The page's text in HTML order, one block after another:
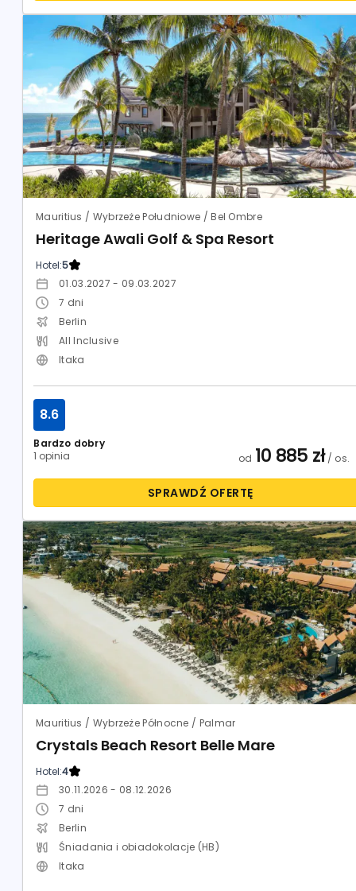
Mauritius / Wybrzeże Południowe / Bel Ombre
Heritage Awali Golf & Spa Resort
Hotel:5
01.03.2027 - 09.03.2027
7 dni
Berlin
All Inclusive
Itaka
Bardzo dobry
1 opinia
8.6
od 10 885 zł/ os.
SPRAWDŹ OFERTĘ
Mauritius / Wybrzeże Północne / Palmar
Crystals Beach Resort Belle Mare
Hotel:4
30.11.2026 - 08.12.2026
7 dni
Berlin
Śniadania i obiadokolacje (HB)
Itaka